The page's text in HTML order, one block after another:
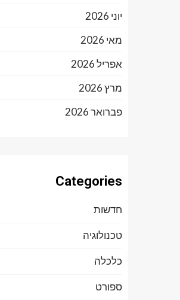
יוני 2026
מאי 2026
אפריל 2026
מרץ 2026
פברואר 2026
Categories
חדשות
טכנולוגיה
כלכלה
ספורט